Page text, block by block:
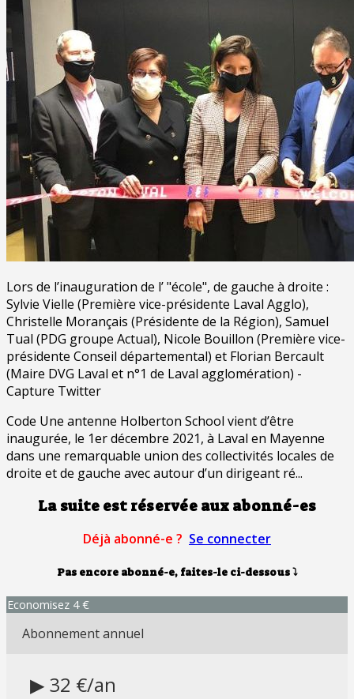
Lors de l’inauguration de l’ "école", de gauche à droite :
Sylvie Vielle (Première vice-présidente Laval Agglo),
Christelle Morançais (Présidente de la Région), Samuel
Tual (PDG groupe Actual), Nicole Bouillon (Première vice-
présidente Conseil départemental) et Florian Bercault
(Maire DVG Laval et n°1 de Laval agglomération) -
Capture Twitter
Code Une antenne Holberton School vient d’être
inaugurée, le 1er décembre 2021, à Laval en Mayenne
dans une remarquable union des collectivités locales de
droite et de gauche avec autour d’un dirigeant ré...
La suite est réservée aux abonné-es
Déjà abonné-e ? Se connecter
Pas encore abonné-e, faites-le ci-dessous⤵
Economisez 4 €
Abonnement annuel
▶ 32 €/an